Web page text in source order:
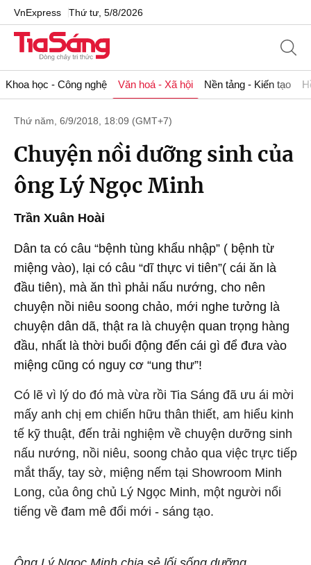
VnExpress Thứ tư, 5/8/2026
Khoa học - Công nghệ Văn hoá - Xã hội Nền tảng - Kiến tạo
Thứ năm, 6/9/2018, 18:09 (GMT+7)
Chuyện nồi dưỡng sinh của
ông Lý Ngọc Minh
Trần Xuân Hoài
Dân ta có câu “bệnh tùng khẩu nhập” ( bệnh từ
miệng vào), lại có câu “dĩ thực vi tiên”( cái ăn là
đầu tiên), mà ăn thì phải nấu nướng, cho nên
chuyện nồi niêu soong chảo, mới nghe tưởng là
chuyện dân dã, thật ra là chuyện quan trọng hàng
đầu, nhất là thời buổi động đến cái gì để đưa vào
miệng cũng có nguy cơ “ung thư”!
Có lẽ vì lý do đó mà vừa rồi Tia Sáng đã ưu ái mời
mấy anh chị em chiến hữu thân thiết, am hiểu kinh
tế kỹ thuật, đến trải nghiệm về chuyện dưỡng sinh
nấu nướng, nồi niêu, soong chảo qua việc trực tiếp
mắt thấy, tay sờ, miệng nếm tại Showroom Minh
Long, của ông chủ Lý Ngọc Minh, một người nổi
tiếng về đam mê đổi mới - sáng tạo.